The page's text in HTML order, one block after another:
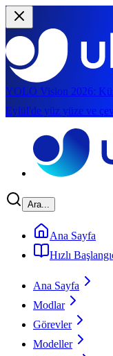
YOLO Vision 2026:
Eylül'de yüz yüze ve
Ara...
Ana Sayfa
Hızlı
Ana Sayfa
Modlar
Görevler
Modeller